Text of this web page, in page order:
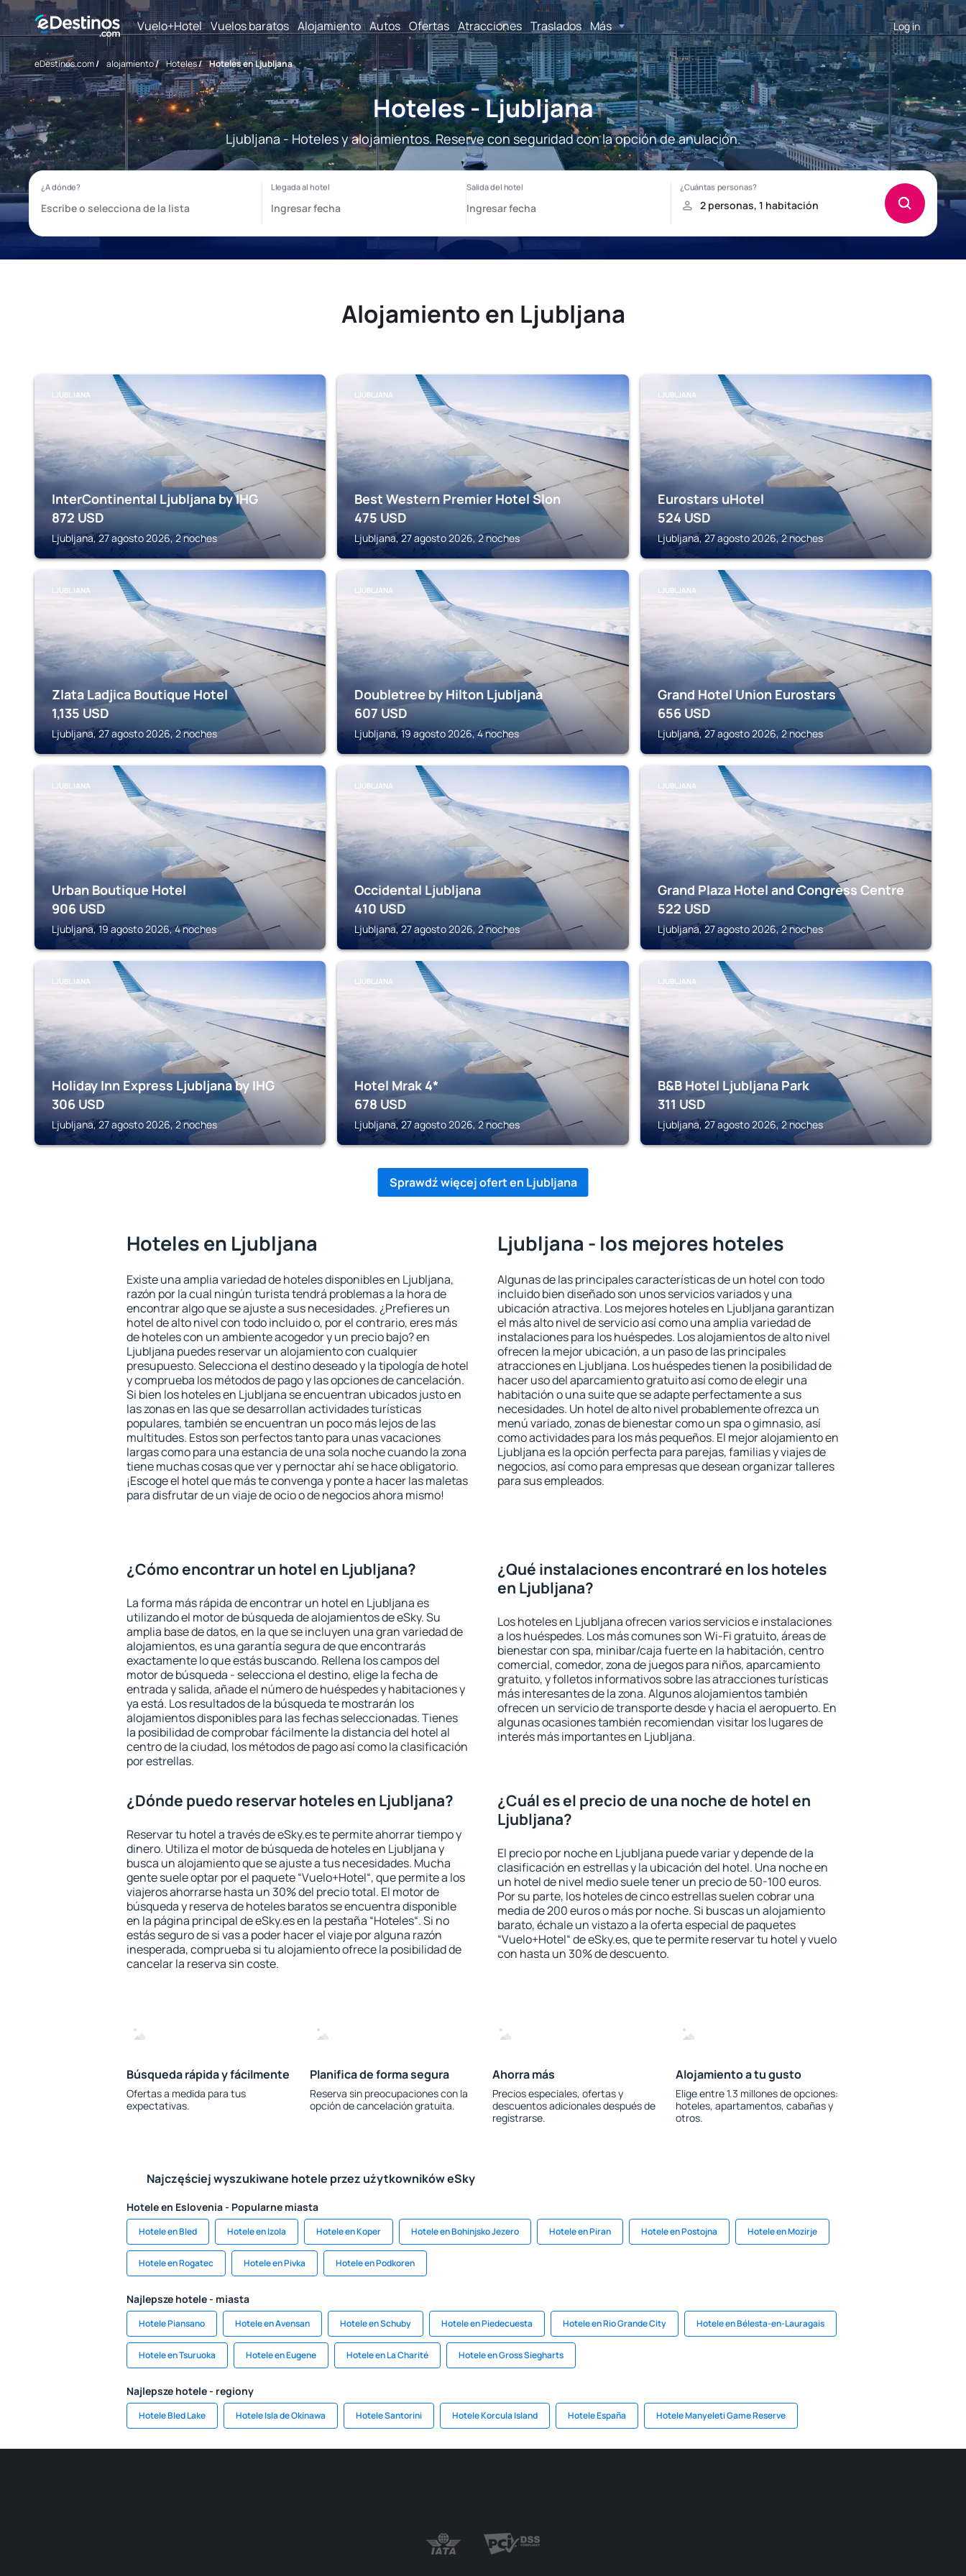
Vuelo+Hotel Vuelos baratos Alojamiento Autos Ofertas Atracciones Traslados Más Log in
eDestinos.com/ alojamiento/ Hoteles/ Hoteles en Ljubljana
Hoteles - Ljubljana
Ljubljana - Hoteles y alojamientos. Reserve con seguridad con la opción de anulación.
Alojamiento en Ljubljana
LJUBLJANA
InterContinental Ljubljana by IHG
872 USD
Ljubljana, 27 agosto 2026, 2 noches
LJUBLJANA
Best Western Premier Hotel Slon
475 USD
Ljubljana, 27 agosto 2026, 2 noches
LJUBLJANA
Eurostars uHotel
524 USD
Ljubljana, 27 agosto 2026, 2 noches
LJUBLJANA
Zlata Ladjica Boutique Hotel
1,135 USD
Ljubljana, 27 agosto 2026, 2 noches
LJUBLJANA
Doubletree by Hilton Ljubljana
607 USD
Ljubljana, 19 agosto 2026, 4 noches
LJUBLJANA
Grand Hotel Union Eurostars
656 USD
Ljubljana, 27 agosto 2026, 2 noches
LJUBLJANA
Urban Boutique Hotel
906 USD
Ljubljana, 19 agosto 2026, 4 noches
LJUBLJANA
Occidental Ljubljana
410 USD
Ljubljana, 27 agosto 2026, 2 noches
LJUBLJANA
Grand Plaza Hotel and Congress Centre
522 USD
Ljubljana, 27 agosto 2026, 2 noches
LJUBLJANA
Holiday Inn Express Ljubljana by IHG
306 USD
Ljubljana, 27 agosto 2026, 2 noches
LJUBLJANA
Hotel Mrak 4*
678 USD
Ljubljana, 27 agosto 2026, 2 noches
LJUBLJANA
B&B Hotel Ljubljana Park
311 USD
Ljubljana, 27 agosto 2026, 2 noches
Sprawdź więcej ofert en Ljubljana
Hoteles en Ljubljana
Existe una amplia variedad de hoteles disponibles en Ljubljana,
razón por la cual ningún turista tendrá problemas a la hora de
encontrar algo que se ajuste a sus necesidades. ¿Prefieres un
hotel de alto nivel con todo incluido o, por el contrario, eres más
de hoteles con un ambiente acogedor y un precio bajo? en
Ljubljana puedes reservar un alojamiento con cualquier
presupuesto. Selecciona el destino deseado y la tipología de hotel
y comprueba los métodos de pago y las opciones de cancelación.
Si bien los hoteles en Ljubljana se encuentran ubicados justo en
las zonas en las que se desarrollan actividades turísticas
populares, también se encuentran un poco más lejos de las
multitudes. Estos son perfectos tanto para unas vacaciones
largas como para una estancia de una sola noche cuando la zona
tiene muchas cosas que ver y pernoctar ahí se hace obligatorio.
¡Escoge el hotel que más te convenga y ponte a hacer las maletas
para disfrutar de un viaje de ocio o de negocios ahora mismo!
Ljubljana - los mejores hoteles
Algunas de las principales características de un hotel con todo
incluido bien diseñado son unos servicios variados y una
ubicación atractiva. Los mejores hoteles en Ljubljana garantizan
el más alto nivel de servicio así como una amplia variedad de
instalaciones para los huéspedes. Los alojamientos de alto nivel
ofrecen la mejor ubicación, a un paso de las principales
atracciones en Ljubljana. Los huéspedes tienen la posibilidad de
hacer uso del aparcamiento gratuito así como de elegir una
habitación o una suite que se adapte perfectamente a sus
necesidades. Un hotel de alto nivel probablemente ofrezca un
menú variado, zonas de bienestar como un spa o gimnasio, así
como actividades para los más pequeños. El mejor alojamiento en
Ljubljana es la opción perfecta para parejas, familias y viajes de
negocios, así como para empresas que desean organizar talleres
para sus empleados.
¿Cómo encontrar un hotel en Ljubljana?
La forma más rápida de encontrar un hotel en Ljubljana es
utilizando el motor de búsqueda de alojamientos de eSky. Su
amplia base de datos, en la que se incluyen una gran variedad de
alojamientos, es una garantía segura de que encontrarás
exactamente lo que estás buscando. Rellena los campos del
motor de búsqueda - selecciona el destino, elige la fecha de
entrada y salida, añade el número de huéspedes y habitaciones y
ya está. Los resultados de la búsqueda te mostrarán los
alojamientos disponibles para las fechas seleccionadas. Tienes
la posibilidad de comprobar fácilmente la distancia del hotel al
centro de la ciudad, los métodos de pago así como la clasificación
por estrellas.
¿Qué instalaciones encontraré en los hoteles
en Ljubljana?
Los hoteles en Ljubljana ofrecen varios servicios e instalaciones
a los huéspedes. Los más comunes son Wi-Fi gratuito, áreas de
bienestar con spa, minibar/caja fuerte en la habitación, centro
comercial, comedor, zona de juegos para niños, aparcamiento
gratuito, y folletos informativos sobre las atracciones turísticas
más interesantes de la zona. Algunos alojamientos también
ofrecen un servicio de transporte desde y hacia el aeropuerto. En
algunas ocasiones también recomiendan visitar los lugares de
interés más importantes en Ljubljana.
¿Dónde puedo reservar hoteles en Ljubljana?
Reservar tu hotel a través de eSky.es te permite ahorrar tiempo y
dinero. Utiliza el motor de búsqueda de hoteles en Ljubljana y
busca un alojamiento que se ajuste a tus necesidades. Mucha
gente suele optar por el paquete “Vuelo+Hotel“, que permite a los
viajeros ahorrarse hasta un 30% del precio total. El motor de
búsqueda y reserva de hoteles baratos se encuentra disponible
en la página principal de eSky.es en la pestaña “Hoteles“. Si no
estás seguro de si vas a poder hacer el viaje por alguna razón
inesperada, comprueba si tu alojamiento ofrece la posibilidad de
cancelar la reserva sin coste.
¿Cuál es el precio de una noche de hotel en
Ljubljana?
El precio por noche en Ljubljana puede variar y depende de la
clasificación en estrellas y la ubicación del hotel. Una noche en
un hotel de nivel medio suele tener un precio de 50-100 euros.
Por su parte, los hoteles de cinco estrellas suelen cobrar una
media de 200 euros o más por noche. Si buscas un alojamiento
barato, échale un vistazo a la oferta especial de paquetes
“Vuelo+Hotel“ de eSky.es, que te permite reservar tu hotel y vuelo
con hasta un 30% de descuento.
Búsqueda rápida y fácilmente
Ofertas a medida para tus
expectativas.
Planifica de forma segura
Reserva sin preocupaciones con la
opción de cancelación gratuita.
Ahorra más
Precios especiales, ofertas y
descuentos adicionales después de
registrarse.
Alojamiento a tu gusto
Elige entre 1.3 millones de opciones:
hoteles, apartamentos, cabañas y
otros.
Najczęściej wyszukiwane hotele przez użytkowników eSky
Hotele en Eslovenia - Popularne miasta
Hotele en Bled Hotele en Izola Hotele en Koper Hotele en Bohinjsko Jezero Hotele en Piran Hotele en Postojna Hotele en Mozirje
Hotele en Rogatec Hotele en Pivka Hotele en Podkoren
Najlepsze hotele - miasta
Hotele Piansano Hotele en Avensan Hotele en Schuby Hotele en Piedecuesta Hotele en Rio Grande City Hotele en Bélesta-en-Lauragais
Hotele en Tsuruoka Hotele en Eugene Hotele en La Charité Hotele en Gross Siegharts
Najlepsze hotele - regiony
Hotele Bled Lake Hotele Isla de Okinawa Hotele Santorini Hotele Korcula Island Hotele España Hotele Manyeleti Game Reserve